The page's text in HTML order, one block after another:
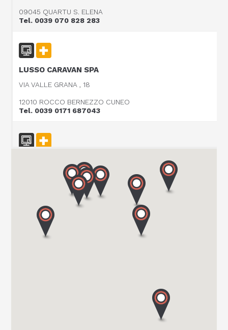
09045 QUARTU S. ELENA
Tel. 0039 070 828 283
LUSSO CARAVAN SPA
VIA VALLE GRANA , 18
12010 ROCCO BERNEZZO CUNEO
Tel. 0039 0171 687043
CARAVAN SCHIAVOLIN SAS
S.P. ex S.S. 494 al KM 21,100
20080 OZZERO - MI
Tel. 0039 02 94 004 141